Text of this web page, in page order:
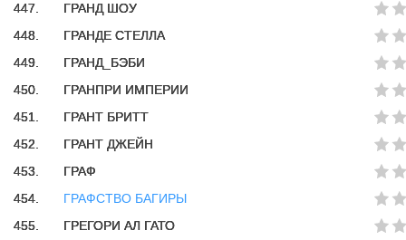
447.
ГРАНД ШОУ
448.
ГРАНДЕ СТЕЛЛА
449.
ГРАНД_БЭБИ
450.
ГРАНПРИ ИМПЕРИИ
451.
ГРАНТ БРИТТ
452.
ГРАНТ ДЖЕЙН
453.
ГРАФ
454.
ГРАФСТВО БАГИРЫ
455.
ГРЕГОРИ АЛ ГАТО